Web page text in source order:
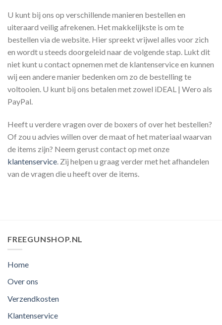
U kunt bij ons op verschillende manieren bestellen en
uiteraard veilig afrekenen. Het makkelijkste is om te
bestellen via de website. Hier spreekt vrijwel alles voor zich
en wordt u steeds doorgeleid naar de volgende stap. Lukt dit
niet kunt u contact opnemen met de klantenservice en kunnen
wij een andere manier bedenken om zo de bestelling te
voltooien. U kunt bij ons betalen met zowel iDEAL | Wero als
PayPal.
Heeft u verdere vragen over de boxers of over het bestellen?
Of zou u advies willen over de maat of het materiaal waarvan
de items zijn? Neem gerust contact op met onze
klantenservice. Zij helpen u graag verder met het afhandelen
van de vragen die u heeft over de items.
FREEGUNSHOP.NL
Home
Over ons
Verzendkosten
Klantenservice